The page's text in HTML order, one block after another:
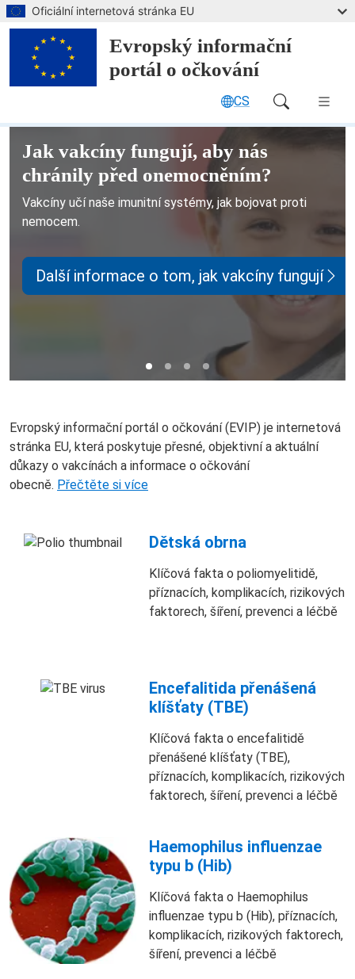
Přejít na hlavní obsah
Oficiální internetová stránka EU
Evropský informační
portál o očkování
CS
Main Navigation (desktop)
Evropský informační portál o
Jak vakcíny fungují, aby nás
chránily před onemocněním?
Vakcíny učí naše imunitní systémy, jak bojovat proti
nemocem.
Další informace o tom, jak vakcíny fungují
Evropský informační portál o očkování (EVIP) je internetová
stránka EU, která poskytuje přesné, objektivní a aktuální
důkazy o vakcínách a informace o očkování
obecně. Přečtěte si více
Dětská obrna
Klíčová fakta o poliomyelitidě,
příznacích, komplikacích, rizikových
faktorech, šíření, prevenci a léčbě
Encefalitida přenášená
klíšťaty (TBE)
Klíčová fakta o encefalitidě
přenášené klíšťaty (TBE),
příznacích, komplikacích, rizikových
faktorech, šíření, prevenci a léčbě
Haemophilus influenzae
typu b (Hib)
Klíčová fakta o Haemophilus
influenzae typu b (Hib), příznacích,
komplikacích, rizikových faktorech,
šíření, prevenci a léčbě